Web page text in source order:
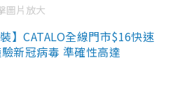
圖片放大
】CATALO全線門市$16快速
新冠病毒 準確性高達